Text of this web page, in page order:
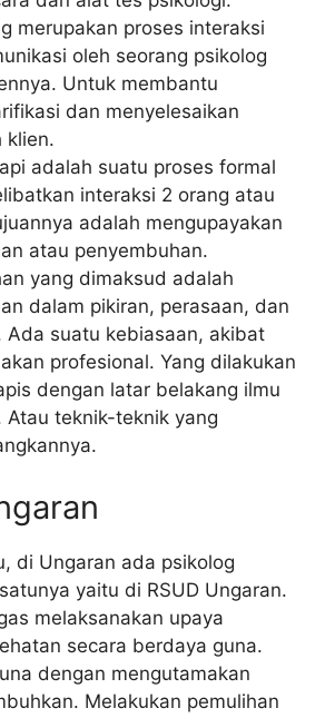
merupakan proses interaksi
oleh seorang psikolog
Untuk membantu
dan menyelesaikan
klien.
adalah suatu proses formal
interaksi 2 orang atau
adalah mengupayakan
atau penyembuhan.
yang dimaksud adalah
dalam pikiran, perasaan, dan
Ada suatu kebiasaan, akibat
profesional. Yang dilakukan
dengan latar belakang ilmu
Atau teknik-teknik yang
di Ungaran ada psikolog
yaitu di RSUD Ungaran.
melaksanakan upaya
secara berdaya guna.
dengan mengutamakan
Melakukan pemulihan